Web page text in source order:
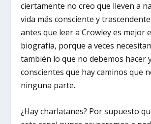
ciertamente no creo que lleven a
vida más consciente y
antes que leer a Crowley es mejor
biografía, porque a veces
también lo que no debemos hacer
conscientes que hay caminos que
ninguna parte.
¿Hay charlatanes? Por supuesto